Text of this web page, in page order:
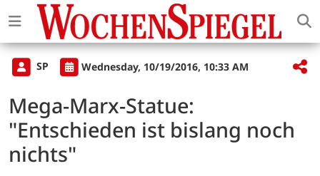
SP Wednesday, 10/19/2016, 10:33 AM
Mega-Marx-Statue:
"Entschieden ist bislang noch
nichts"